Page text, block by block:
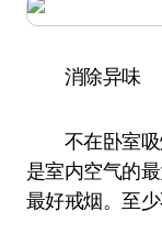
消除异味
不在卧室吸
是室内空气的
最好戒烟。至少